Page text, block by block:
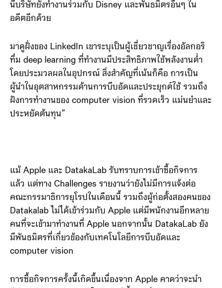
นี้บริษัทยังทำงานร่วมกับ Disney และพันธมิตรอื่นๆ ใน
อดีตอีกด้วย
มาดูฝั่งของ LinkedIn เขาระบุเป็นผู้เชี่ยวชาญเรื่องอัลกอริ
ทึ่ม deep learning ที่ทำงานมีประสิทธิภาพใช้พลังงานต่ำ
โดยประมวลผลในอุปกรณ์ สิ่งสำคัญที่เน้นก็คือ การเป็น
ผู้นำในอุตสาหกรรมด้านการบีบอัดและประยุกต์ใช้ รวมถึง
ฝังการทำงานของ computer vision ที่รวดเร็ว แม่นยำและ
ประหยัดต้นทุน”
แม้ Apple และ DatakaLab รับทราบการเข้าซื้อกิจการ
แล้ว แต่ทาง Challenges รายงานว่ายังไม่มีการแจ้งต่อ
คณะกรรมาธิการยุโรปในเดือนนี้ รวมถึงผู้ก่อตั้งสองคนของ
Datakalab ไม่ได้เข้าร่วมกับ Apple แต่มีพนักงานอีกหลาย
คนที่จะเข้ามาทำงานที่ Apple นอกจากนั้น DatakaLab ยัง
มีพันธมิตรที่เกี่ยวข้องกับเทคโนโลยีการบีบอัดและ
computer vision
การซื้อกิจการครั้งนี้เกิดขึ้นเนื่องจาก Apple คาดว่าจะนำ